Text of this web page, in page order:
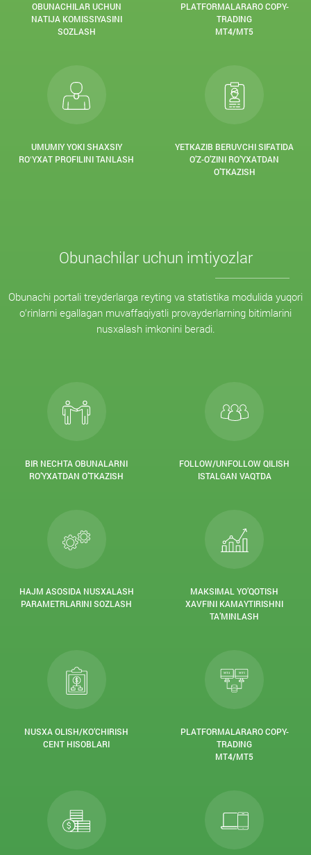
OBUNACHILAR UCHUN
NATIJA KOMISSIYASINI
SOZLASH
PLATFORMALARARO COPY-
TRADING
MT4/MT5
UMUMIY YOKI SHAXSIY
ROʻYXAT PROFILINI TANLASH
YETKAZIB BERUVCHI SIFATIDA
O’Z-O’ZINI RO’YXATDAN
O’TKAZISH
Obunachilar uchun imtiyozlar
Obunachi portali treyderlarga reyting va statistika modulida yuqori
o‘rinlarni egallagan muvaffaqiyatli provayderlarning bitimlarini
nusxalash imkonini beradi.
BIR NECHTA OBUNALARNI
RO’YXATDAN O’TKAZISH
FOLLOW/UNFOLLOW QILISH
ISTALGAN VAQTDA
HAJM ASOSIDA NUSXALASH
PARAMETRLARINI SOZLASH
MAKSIMAL YO’QOTISH
XAVFINI KAMAYTIRISHNI
TA’MINLASH
NUSXA OLISH/KO‘CHIRISH
CENT HISOBLARI
PLATFORMALARARO COPY-
TRADING
MT4/MT5